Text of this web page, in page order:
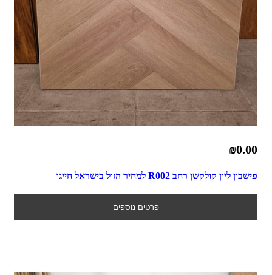
₪0.00
פישבון ליון קולקשן רחב R002 למחיר הזול בישראל חייגו
פרטים נוספים